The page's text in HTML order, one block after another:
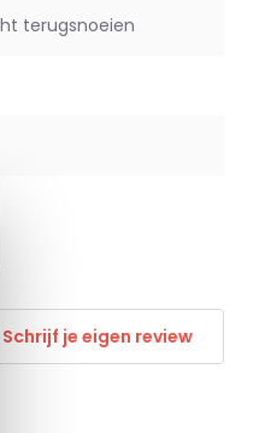
terugsnoeien
Schrijf je eigen review